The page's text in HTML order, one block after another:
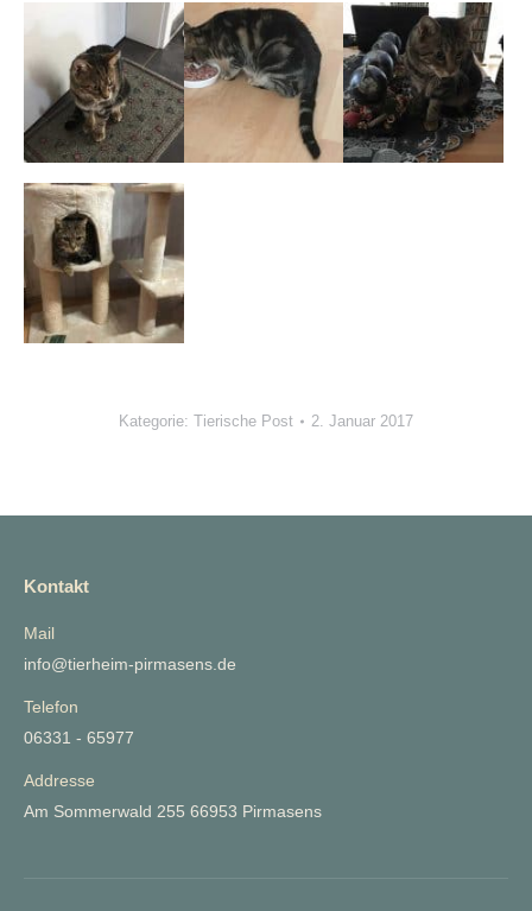
Kategorie: Tierische Post 2. Januar 2017
Kontakt
Mail
info@tierheim-pirmasens.de
Telefon
06331 - 65977
Addresse
Am Sommerwald 255 66953 Pirmasens